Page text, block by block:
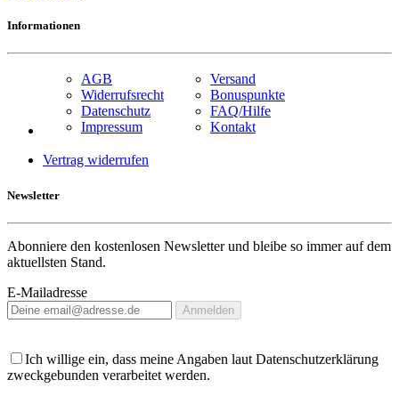
Informationen
AGB
Widerrufsrecht
Datenschutz
Impressum
Versand
Bonuspunkte
FAQ/Hilfe
Kontakt
Vertrag widerrufen
Newsletter
Abonniere den kostenlosen Newsletter und bleibe so immer auf dem
aktuellsten Stand.
E-Mailadresse
Anmelden
Ich willige ein, dass meine Angaben laut Datenschutzerklärung
zweckgebunden verarbeitet werden.